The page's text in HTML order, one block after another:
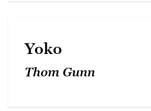
Yoko
Thom Gunn